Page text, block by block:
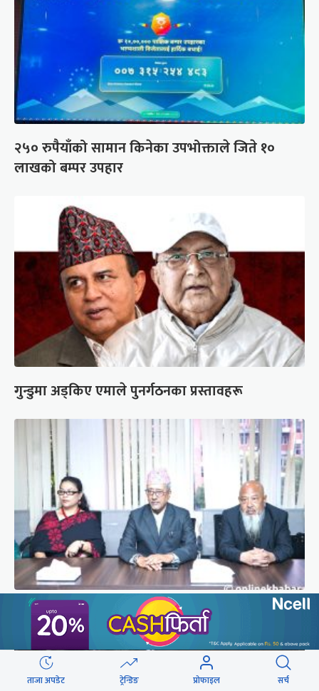
२५० रुपैयाँको सामान किनेका उपभोक्ताले जिते १०
लाखको बम्पर उपहार
गुन्डुमा अड्किए एमाले पुनर्गठनका प्रस्तावहरू
प्रज्ञाका तीन कुलपतिको शपथ (तस्वीरहरू)
ताजा अपडेट ट्रेन्डिङ प्रोफाइल सर्च